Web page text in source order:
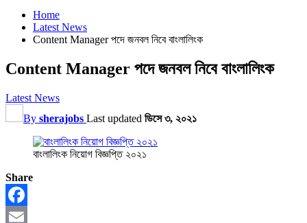
Home
Latest News
Content Manager পদে জনবল নিবে বাংলালিংক
Content Manager পদে জনবল নিবে বাংলালিংক
Latest News
By sherajobs Last updated ডিসে ৩, ২০২১
বাংলালিংক নিয়োগ বিজ্ঞপ্তি ২০২১
Share
Facebook